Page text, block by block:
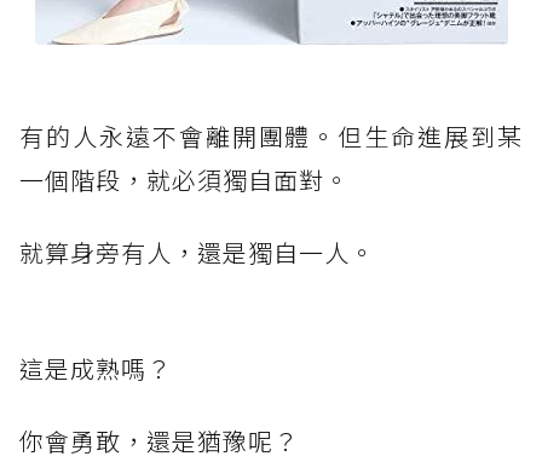
有的人永遠不會離開團體。但生命進展到某
一個階段，就必須獨自面對。
就算身旁有人，還是獨自一人。
這是成熟嗎？
你會勇敢，還是猶豫呢？